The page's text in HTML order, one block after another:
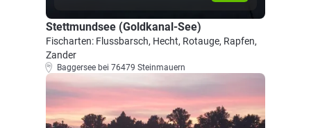
Stettmundsee (Goldkanal-See)
Fischarten: Flussbarsch, Hecht, Rotauge, Rapfen,
Zander
Baggersee bei 76479 Steinmauern